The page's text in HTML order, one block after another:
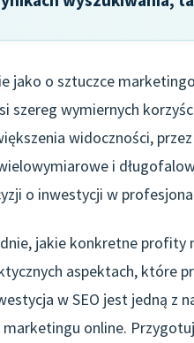
jako o sztuczce
szereg wymiernych
widoczności,
i
o inwestycji w
jakie konkretne profity
aspektach, które
w SEO jest jedną z
online.